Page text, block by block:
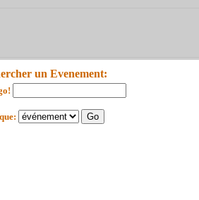
un Evenement: